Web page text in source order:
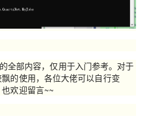
全部内容，仅用于入门参考。对于
的使用，各位大佬可以自行变
欢迎留言~~